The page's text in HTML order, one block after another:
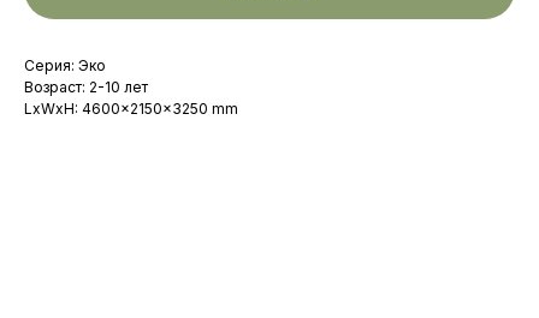
Серия: Эко
Возраст: 2-10 лет
LxWxH: 4600x2150x3250 mm